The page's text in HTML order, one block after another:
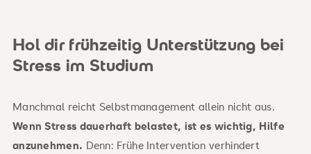
Hol dir frühzeitig Unterstützung bei
Stress im Studium
Manchmal reicht Selbstmanagement allein nicht aus.
Wenn Stress dauerhaft belastet, ist es wichtig, Hilfe
anzunehmen. Denn: Frühe Intervention verhindert